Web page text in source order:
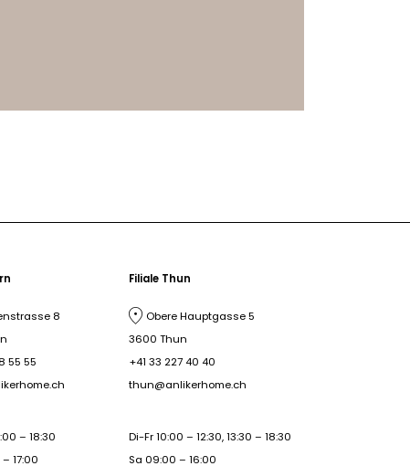
8
55 55
– 18:30
17:00
Filiale Thun
Obere Hauptgasse 5
3600 Thun
+41 33 227 40 40
thun@anlikerhome.ch
Di-Fr 10:00 – 12:30, 13:30 – 18:30
Sa 09:00 – 16:00